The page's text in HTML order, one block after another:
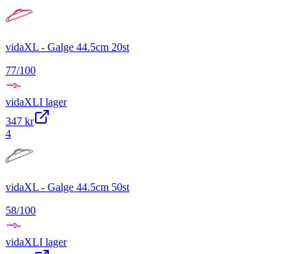
vidaXL - Galge 44.5cm 20st
77/100
vidaXLI lager
347 kr
4
vidaXL - Galge 44.5cm 50st
58/100
vidaXLI lager